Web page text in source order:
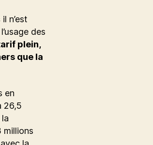
n’est
des
plein,
que la
en
26,5
millions